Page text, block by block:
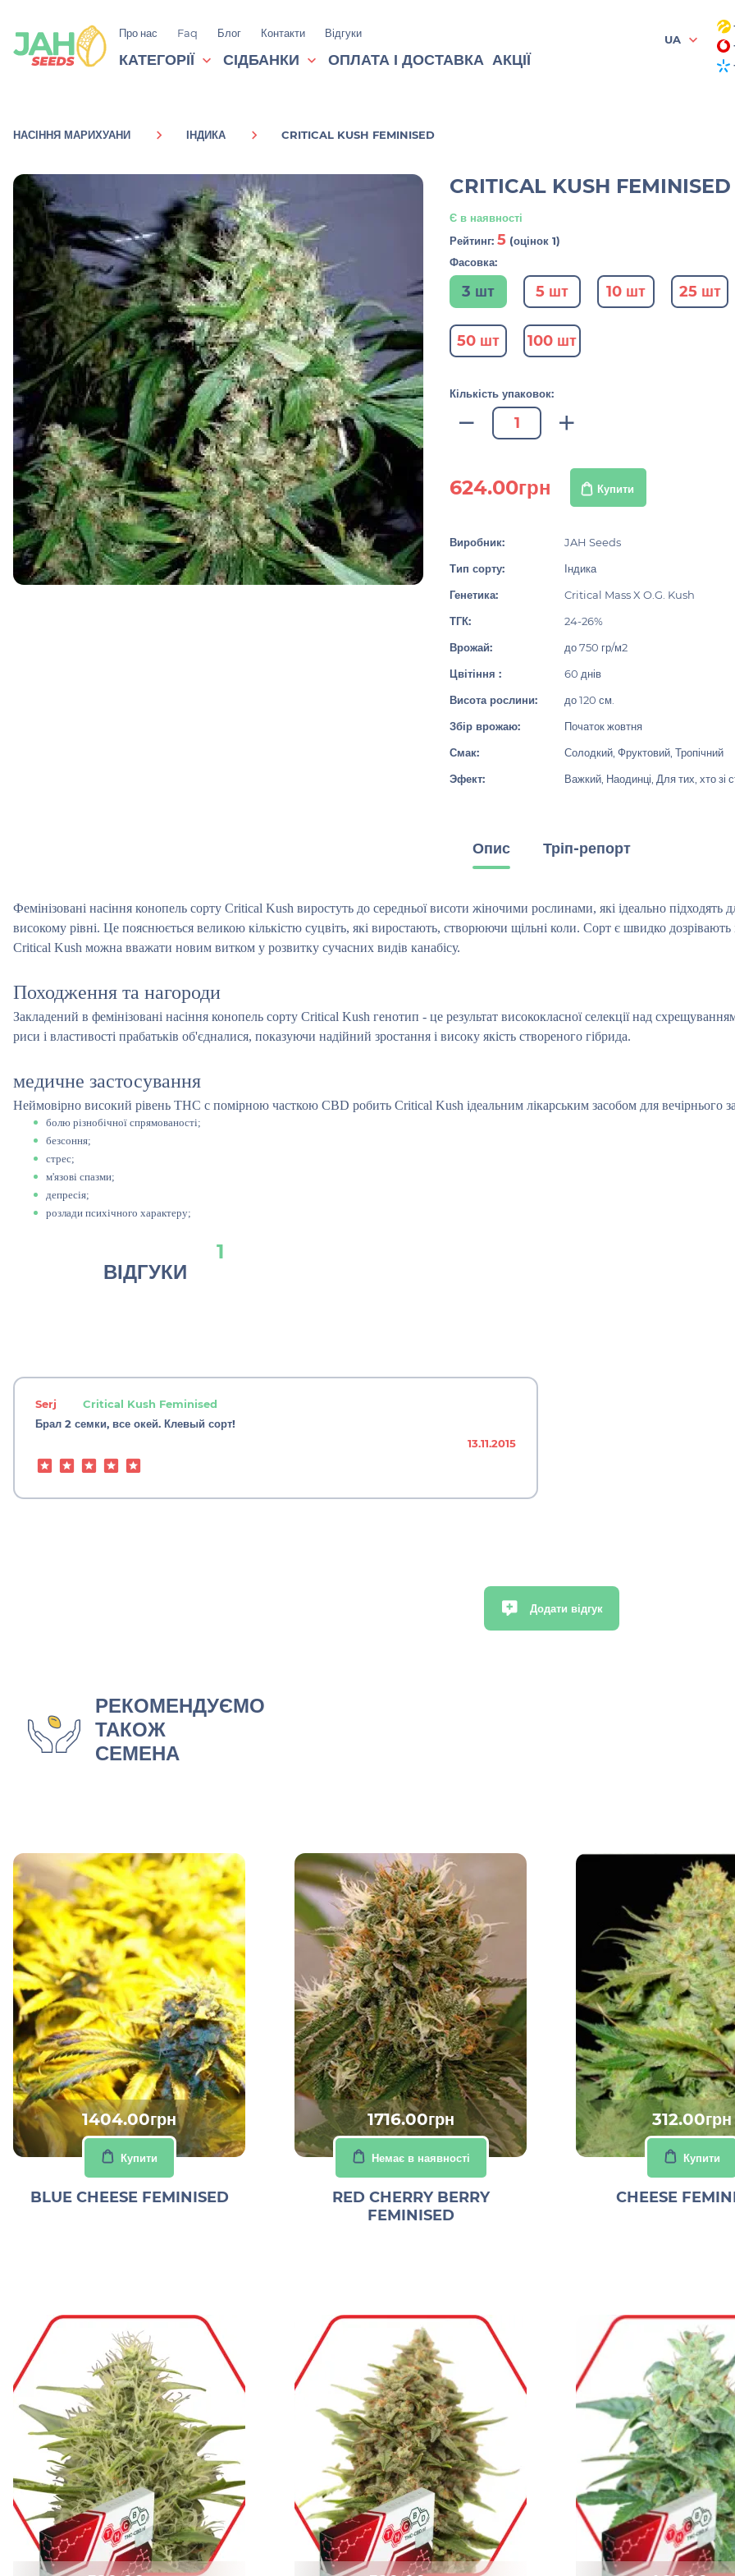
Про нас Faq Блог Контакти Відгуки
КАТЕГОРІЇ СІДБАНКИ ОПЛАТА І ДОСТАВКА АКЦІЇ
UA
НАСІННЯ МАРИХУАНИ ІНДИКА CRITICAL KUSH FEMINISED
CRITICAL KUSH FEMINISED
Є в наявності
Рейтинг: 5 (оцінок 1)
Фасовка:
3 шт 5 шт 10 шт 25 шт
50 шт 100 шт
Кількість упаковок:
624.00грн Купити
Виробник:
JAH Seeds
Тип сорту:
Індика
Генетика:
Critical Mass X O.G. Kush
ТГК:
24-26%
Врожай:
до 750 гр/м2
Цвітіння :
60 днів
Висота рослини:
до 120 см.
Збір врожаю:
Початок жовтня
Смак:
Солодкий, Фруктовий, Тропічний
Эфект:
Важкий, Наодинці, Для тих, хто зі
Опис Тріп-репорт
Фемінізовані насіння конопель сорту Critical Kush виростуть до середньої висоти жіночими рослинами, які ідеально підходять
високому рівні. Це пояснюється великою кількістю суцвіть, які виростають, створюючи щільні коли. Сорт є швидко
Critical Kush можна вважати новим витком у розвитку сучасних видів канабісу.
Походження та нагороди
Закладений в фемінізовані насіння конопель сорту Critical Kush генотип - це результат висококласної селекції над
риси і властивості прабатьків об'єдналися, показуючи надійний зростання і високу якість створеного гібрида.
медичне застосування
Неймовірно високий рівень THC c помірною часткою CBD робить Critical Kush ідеальним лікарським засобом для вечірнього
болю різнобічної спрямованості;
безсоння;
стрес;
м'язові спазми;
депресія;
розлади психічного характеру;
ВІДГУКИ
1
Serj
Critical Kush Feminised
Брал 2 семки, все окей. Клевый сорт!
13.11.2015
Додати відгук
РЕКОМЕНДУЄМО
ТАКОЖ
СЕМЕНА
1404.00грн
Купити
BLUE CHEESE FEMINISED
1716.00грн
Немає в наявності
RED CHERRY BERRY
FEMINISED
312.00грн
Купити
CHEESE